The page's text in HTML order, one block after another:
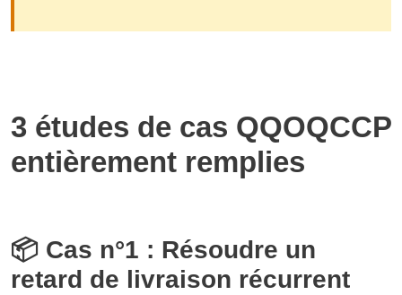
3 études de cas QQOQCCP
entièrement remplies
📦 Cas n°1 : Résoudre un
retard de livraison récurrent